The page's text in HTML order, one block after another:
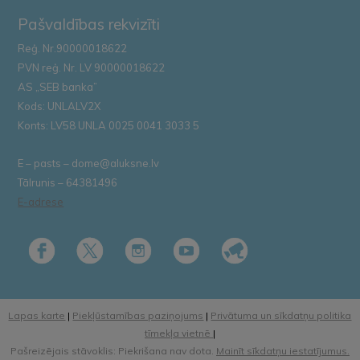
Pašvaldības rekvizīti
Reģ. Nr.90000018622
PVN reģ. Nr. LV 90000018622
AS „SEB banka”
Kods: UNLALV2X
Konts: LV58 UNLA 0025 0041 3033 5
E – pasts – dome@aluksne.lv
Tālrunis – 64381496
E-adrese
Lapas karte | Piekļūstamības paziņojums | Privātuma un sīkdatņu politika
tīmekļa vietnē |
Pašreizējais stāvoklis: Piekrišana nav dota. Mainīt sīkdatņu iestatījumus.